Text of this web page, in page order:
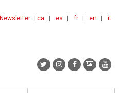
ca es fr en it
Newsletter